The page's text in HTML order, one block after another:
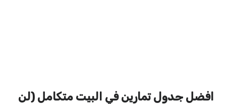
افضل جدول تمارين في البيت متكامل (لن